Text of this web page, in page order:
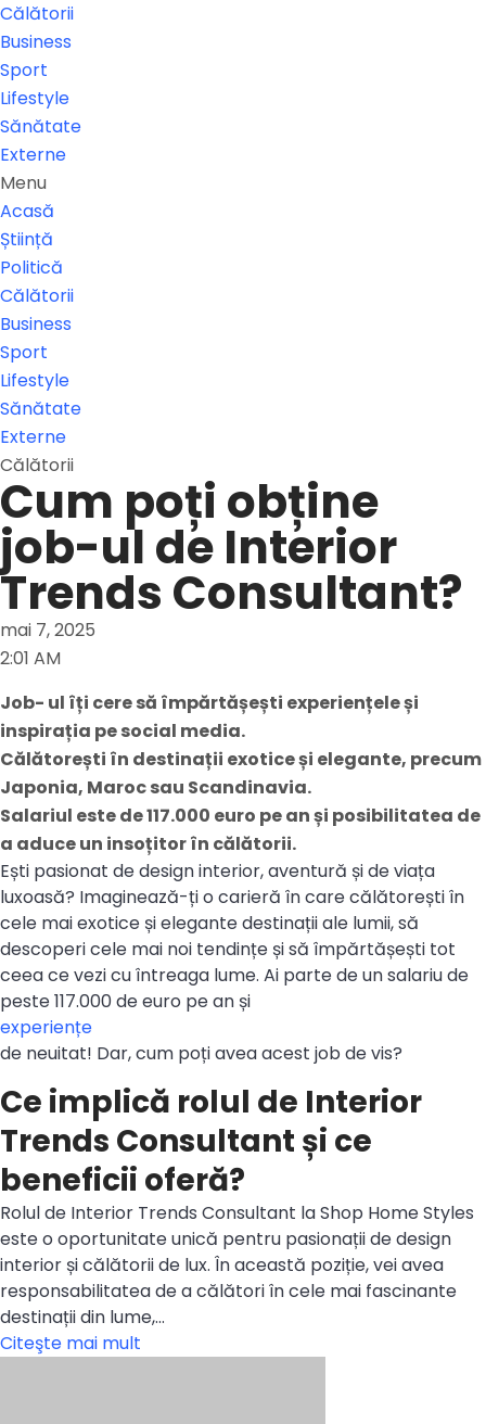
Călătorii
Business
Sport
Lifestyle
Sănătate
Externe
Menu
Acasă
Știință
Politică
Călătorii
Business
Sport
Lifestyle
Sănătate
Externe
Călătorii
Cum poți obține
job-ul de Interior
Trends Consultant?
mai 7, 2025
2:01 AM
Job- ul îți cere să împărtășești experiențele și
inspirația pe social media.
Călătorești în destinații exotice și elegante, precum
Japonia, Maroc sau Scandinavia.
Salariul este de 117.000 euro pe an și posibilitatea de
a aduce un insoțitor în călătorii.
Ești pasionat de design interior, aventură și de viața
luxoasă? Imaginează-ți o carieră în care călătorești în
cele mai exotice și elegante destinații ale lumii, să
descoperi cele mai noi tendințe și să împărtășești tot
ceea ce vezi cu întreaga lume. Ai parte de un salariu de
peste 117.000 de euro pe an și
experiențe
de neuitat! Dar, cum poți avea acest job de vis?
Ce implică rolul de Interior
Trends Consultant și ce
beneficii oferă?
Rolul de Interior Trends Consultant la Shop Home Styles
este o oportunitate unică pentru pasionații de design
interior și călătorii de lux. În această poziție, vei avea
responsabilitatea de a călători în cele mai fascinante
destinații din lume,…
Citeşte mai mult